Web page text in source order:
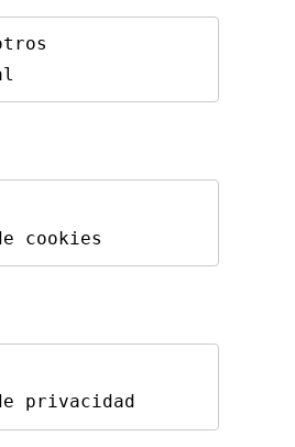
cookies
privacidad